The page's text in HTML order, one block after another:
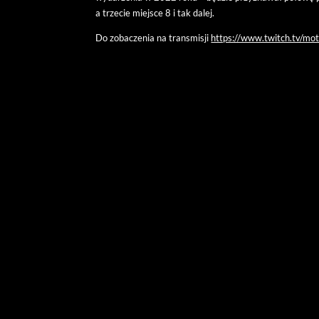
a trzecie miejsce 8 i tak dalej.
Do zobaczenia na transmisji https://www.twitch.tv/